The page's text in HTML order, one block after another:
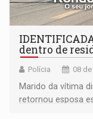
dentro de
Polícia 08
Marido da vítima
retornou esposa